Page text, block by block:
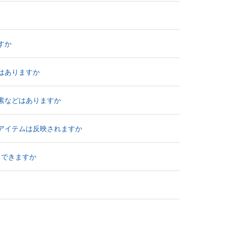
か
ありますか
などはありますか
イテムは反映されますか
きますか